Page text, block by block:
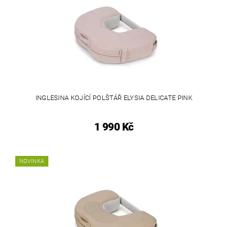
INGLESINA KOJÍCÍ POLŠTÁŘ ELYSIA DELICATE PINK
1 990 Kč
NOVINKA